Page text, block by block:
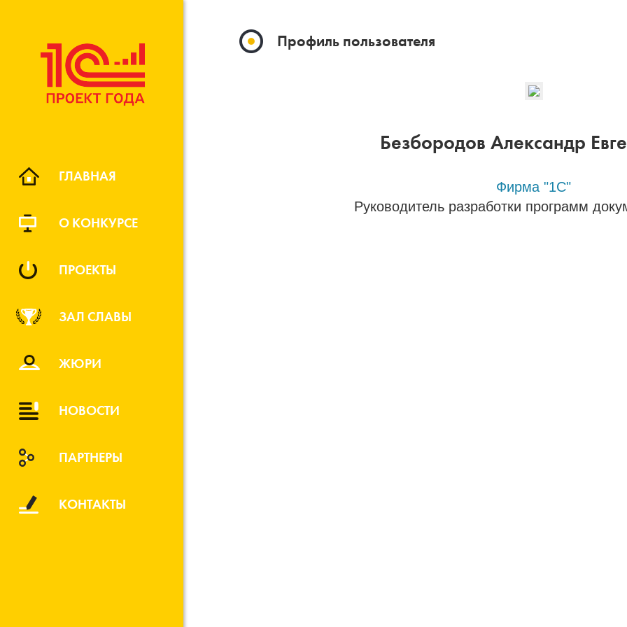
ГЛАВНАЯ
О КОНКУРСЕ
ПРОЕКТЫ
ЗАЛ СЛАВЫ
ЖЮРИ
НОВОСТИ
ПАРТНЕРЫ
КОНТАКТЫ
Профиль пользователя
Безбородов Александр
Фирма "1С"
Руководитель разработки программ